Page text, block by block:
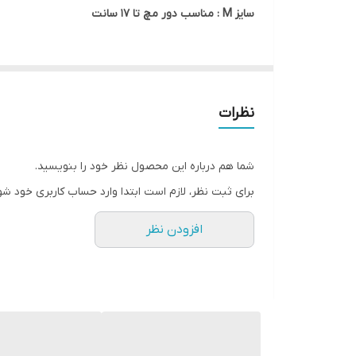
سایز M : مناسب دور مچ تا ۱۷ سانت
نظرات
شما هم درباره این محصول نظر خود را بنویسید.
برای ثبت نظر، لازم است ابتدا وارد حساب کاربری خود
افزودن نظر